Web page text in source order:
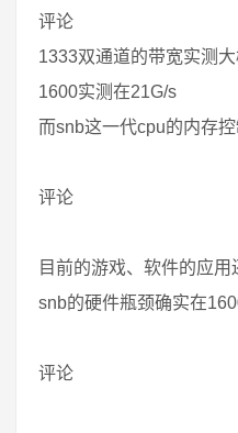
评论
1333双通道的带宽实测
1600实测在21G/s
而snb这一代cpu的内存
评论
目前的游戏、软件的应
snb的硬件瓶颈确实在
评论